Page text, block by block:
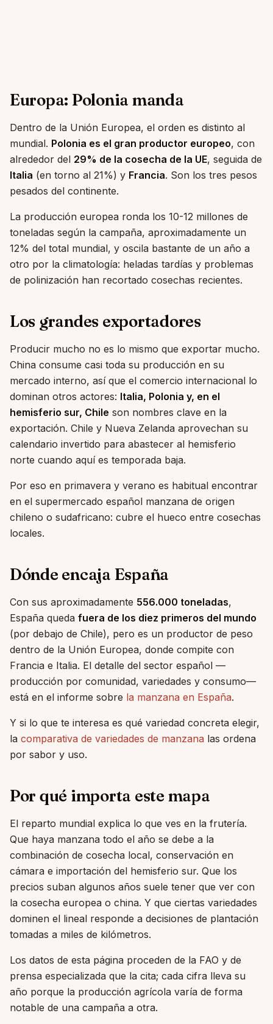
Europa: Polonia manda
Dentro de la Unión Europea, el orden es distinto al
mundial. Polonia es el gran productor europeo, con
alrededor del 29% de la cosecha de la UE, seguida de
Italia (en torno al 21%) y Francia. Son los tres pesos
pesados del continente.
La producción europea ronda los 10-12 millones de
toneladas según la campaña, aproximadamente un
12% del total mundial, y oscila bastante de un año a
otro por la climatología: heladas tardías y problemas
de polinización han recortado cosechas recientes.
Los grandes exportadores
Producir mucho no es lo mismo que exportar mucho.
China consume casi toda su producción en su
mercado interno, así que el comercio internacional lo
dominan otros actores: Italia, Polonia y, en el
hemisferio sur, Chile son nombres clave en la
exportación. Chile y Nueva Zelanda aprovechan su
calendario invertido para abastecer al hemisferio
norte cuando aquí es temporada baja.
Por eso en primavera y verano es habitual encontrar
en el supermercado español manzana de origen
chileno o sudafricano: cubre el hueco entre cosechas
locales.
Dónde encaja España
Con sus aproximadamente 556.000 toneladas,
España queda fuera de los diez primeros del mundo
(por debajo de Chile), pero es un productor de peso
dentro de la Unión Europea, donde compite con
Francia e Italia. El detalle del sector español —
producción por comunidad, variedades y consumo—
está en el informe sobre la manzana en España.
Y si lo que te interesa es qué variedad concreta elegir,
la comparativa de variedades de manzana las ordena
por sabor y uso.
Por qué importa este mapa
El reparto mundial explica lo que ves en la frutería.
Que haya manzana todo el año se debe a la
combinación de cosecha local, conservación en
cámara e importación del hemisferio sur. Que los
precios suban algunos años suele tener que ver con
la cosecha europea o china. Y que ciertas variedades
dominen el lineal responde a decisiones de plantación
tomadas a miles de kilómetros.
Los datos de esta página proceden de la FAO y de
prensa especializada que la cita; cada cifra lleva su
año porque la producción agrícola varía de forma
notable de una campaña a otra.